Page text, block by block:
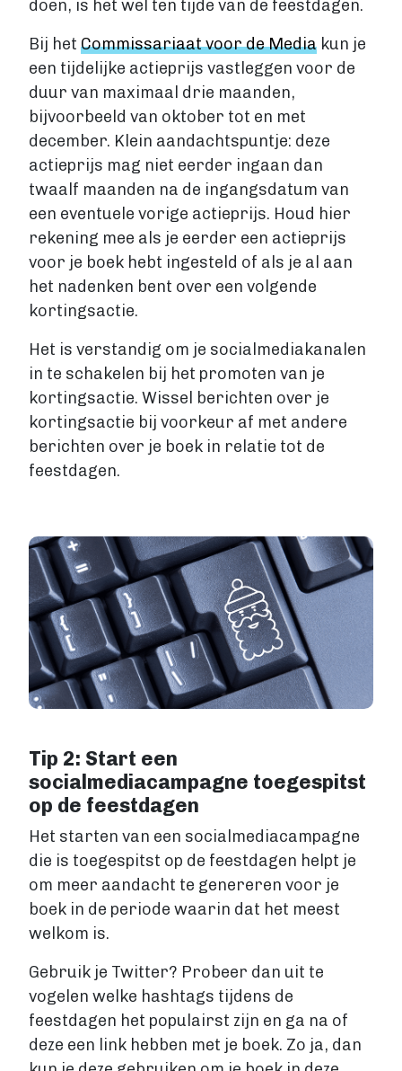
doen, is het wel ten tijde van de feestdagen.
Bij het Commissariaat voor de Media kun je
een tijdelijke actieprijs vastleggen voor de
duur van maximaal drie maanden,
bijvoorbeeld van oktober tot en met
december. Klein aandachtspuntje: deze
actieprijs mag niet eerder ingaan dan
twaalf maanden na de ingangsdatum van
een eventuele vorige actieprijs. Houd hier
rekening mee als je eerder een actieprijs
voor je boek hebt ingesteld of als je al aan
het nadenken bent over een volgende
kortingsactie.
Het is verstandig om je socialmediakanalen
in te schakelen bij het promoten van je
kortingsactie. Wissel berichten over je
kortingsactie bij voorkeur af met andere
berichten over je boek in relatie tot de
feestdagen.
Image
Tip 2: Start een
socialmediacampagne toegespitst
op de feestdagen
Het starten van een socialmediacampagne
die is toegespitst op de feestdagen helpt je
om meer aandacht te genereren voor je
boek in de periode waarin dat het meest
welkom is.
Gebruik je Twitter? Probeer dan uit te
vogelen welke hashtags tijdens de
feestdagen het populairst zijn en ga na of
deze een link hebben met je boek. Zo ja, dan